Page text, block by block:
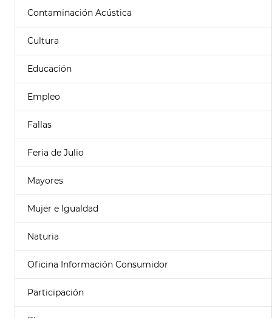
Contaminación Acústica
Cultura
Educación
Empleo
Fallas
Feria de Julio
Mayores
Mujer e Igualdad
Naturia
Oficina Información Consumidor
Participación